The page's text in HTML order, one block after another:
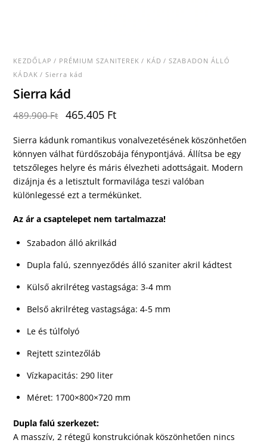
KEZDŐLAP / PRÉMIUM SZANITEREK / KÁD /SZABADON ÁLLÓ
KÁDAK / Sierra kád
Sierra kád
489.900Ft
Original
was:
489.900 Ft.
465.405 FtCurrent
is:
465.405 Ft.
Sierra kádunk romantikus vonalvezetésének köszönhetően
könnyen válhat fürdőszobája fénypontjává. Állítsa be egy
tetszőleges helyre és máris élvezheti adottságait. Modern
dizájnja és a letisztult formavilága teszi valóban
különlegessé ezt a termékünket.
Az ár a csaptelepet nem tartalmazza!
Szabadon álló akrilkád
Dupla falú, szennyeződés álló szaniter akril kádtest
Külső akrilréteg vastagsága: 3-4 mm
Belső akrilréteg vastagsága: 4-5 mm
Le és túlfolyó
Rejtett szintezőláb
Vízkapacitás: 290 liter
Méret: 1700×800×720 mm
Dupla falú szerkezet:
A masszív, 2 rétegű konstrukciónak köszönhetően nincs